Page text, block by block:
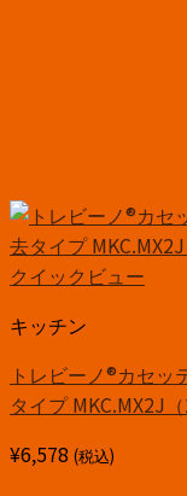
クイックビュー
キッチン
トレビーノ®カセ
タイプ MKC.MX2J
¥6,578 (税込)